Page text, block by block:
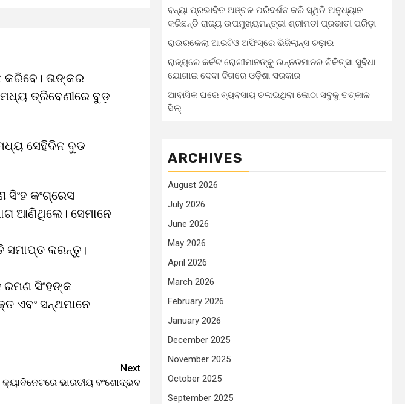
କରିବେ। ତାଙ୍କର
ମଧ୍ୟ ତ୍ରିବେଣୀରେ ବୁଡ଼
ସେହିଦିନ ବୁଡ
କଂଗ୍ରେସ
ଆଣିଥିଲେ। ସେମାନେ
ସମାପ୍ତ କରନ୍ତୁ।
ସିଂହଙ୍କ
ଏବଂ ସନ୍ଥମାନେ
Next
ଭାରତୀୟ ବଂଶୋଦ୍ଭବ
ବନ୍ୟା ପ୍ରଭାବିତ ଅଞ୍ଚଳ ପରିଦର୍ଶନ କରି ସ୍ଥିତି ଅନୁଧ୍ୟାନ
କରିଛନ୍ତି ରାଜ୍ୟ ଉପମୁଖ୍ୟମନ୍ତ୍ରୀ ଶ୍ରୀମତୀ ପ୍ରଭାତୀ ପରିଡ଼ା
ରାଉରକେଲା ଆରଟିଓ ଅଫିସ୍‌ରେ ଭିଜିଲାନ୍ସ ଚଢ଼ାଉ
ରାଜ୍ୟରେ କର୍କଟ ରୋଗୀମାନଙ୍କୁ ଉନ୍ନତମାନର ଚିକିତ୍ସା ସୁବିଧା
ଯୋଗାଇ ଦେବା ଦିଗରେ ଓଡ଼ିଶା ସରକାର
ଆବାସିକ ଘରେ ବ୍ୟବସାୟ ଚଳାଇଥିବା କୋଠା ସବୁକୁ ତତ୍କାଳ
ସିଲ୍‌
ARCHIVES
August 2026
July 2026
June 2026
May 2026
April 2026
March 2026
February 2026
January 2026
December 2025
November 2025
October 2025
September 2025